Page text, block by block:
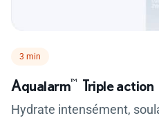
Temps de lecture :
3 min
Aqualarm™ Triple action
Hydrate intensément,